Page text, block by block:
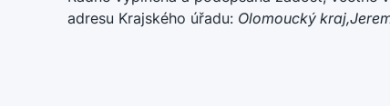
adresu Krajského úřadu: Olomoucký